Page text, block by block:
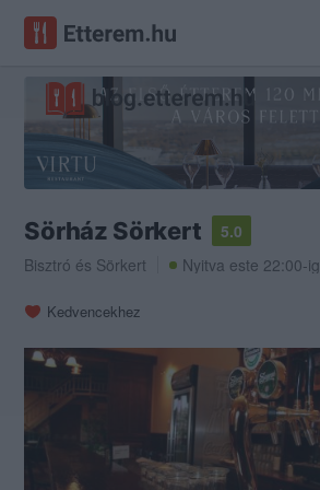
Sörház Sörkert
5.0
Bisztró és Sörkert Nyitva este 22:00-ig
Kedvencekhez